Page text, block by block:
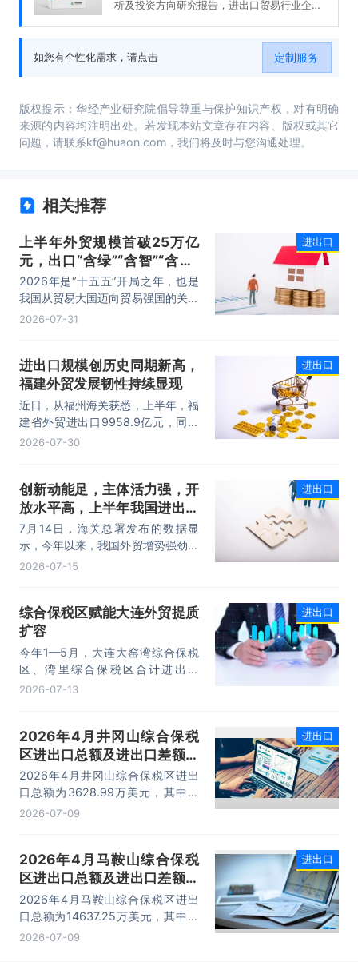
析及投资方向研究报告，进出口贸易行业企业
易行业投资风险与营销分析，2020-2025年中
国进出口贸易行业发展战略及规划建议。
如您有个性化需求，请点击 定制服务
版权提示：华经产业研究院倡导尊重与保护知识产权，对有明确
来源的内容均注明出处。若发现本站文章存在内容、版权或其它
问题，请联系kf@huaon.com，我们将及时与您沟通处理。
相关推荐
上半年外贸规模首破25万亿
元，出口“含绿”“含智”“含新”
量稳步攀升
2026年是“十五五”开局之年，也是
我国从贸易大国迈向贸易强国的关键
时期。上半年，我国进出口规模历史
品为代表的高附加值产品出口占比显
著提升，成为外贸提质增效的核心引
擎，为加快建设贸易强国注入了强劲
动力。
2026-07-31
进出口
进出口规模创历史同期新高，
福建外贸发展韧性持续显现
近日，从福州海关获悉，上半年，福
建省外贸进出口9958.9亿元，同比
增长8.2%。其中，出口5740.1亿
进口规模均创历史同期新高，外贸运
行呈现“稳中有进，进中提质”的良好
态势。
2026-07-30
进出口
创新动能足，主体活力强，开
放水平高，上半年我国进出口
规模首次突破25万亿元
7月14日，海关总署发布的数据显
示，今年以来，我国外贸增势强劲、
走势稳健。据海关统计，今年上半
14.73万亿元，增长13.4%，进口
10.74万亿元，增长22.1%。
2026-07-15
进出口
综合保税区赋能大连外贸提质
扩容
今年1—5月，大连大窑湾综合保税
区、湾里综合保税区合计进出口
332.22亿元，同比增长21%，占大
台。
2026-07-13
进出口
2026年4月井冈山综合保税
区进出口总额及进出口差额统
计分析
2026年4月井冈山综合保税区进出
口总额为3628.99万美元，其中：
出口额为1562.95万美元，进口额为
2026-07-09
进出口
2026年4月马鞍山综合保税
区进出口总额及进出口差额统
计分析
2026年4月马鞍山综合保税区进出
口总额为14637.25万美元，其中：
出口额为14365.71万美元，进口额
2026-07-09
进出口